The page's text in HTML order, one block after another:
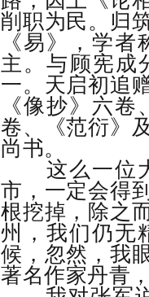
削职为民。归
《易》，学
主。与顾宪成
一。天启初追
《像抄》六
卷、《范衍》
尚书。
这么一位大
市，一定会得
根挖掉，除之
州，我们仍无
候，忽然，我
著名作家丹青